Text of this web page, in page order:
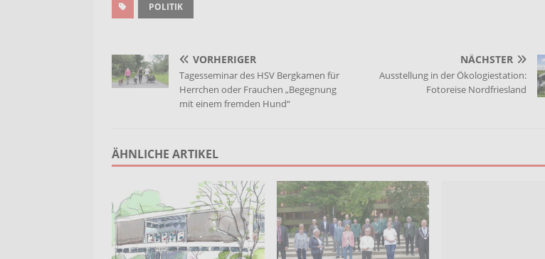
POLITIK
VORHERIGER
Tagesseminar des HSV Bergkamen für
Herrchen oder Frauchen „Begegnung
mit einem fremden Hund“
NÄCHSTER
Ausstellung in der Ökologiestation:
Fotoreise Nordfriesland
ÄHNLICHE ARTIKEL